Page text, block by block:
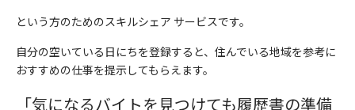
という方のためのスキルシェア サービスです。
自分の空いている日にちを登録すると、住んでいる地域を参考に
おすすめの仕事を提示してもらえます。
「気になるバイトを見つけても履歴書の準備